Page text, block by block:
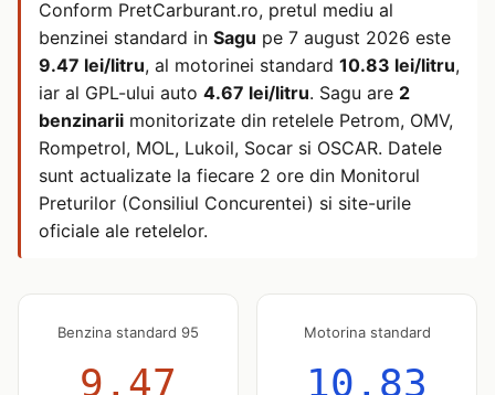
Conform PretCarburant.ro, pretul mediu al
benzinei standard in Sagu pe 7 august 2026 este
9.47 lei/litru, al motorinei standard 10.83 lei/litru,
iar al GPL-ului auto 4.67 lei/litru. Sagu are 2
benzinarii monitorizate din retelele Petrom, OMV,
Rompetrol, MOL, Lukoil, Socar si OSCAR. Datele
sunt actualizate la fiecare 2 ore din Monitorul
Preturilor (Consiliul Concurentei) si site-urile
oficiale ale retelelor.
Benzina standard 95
9.47
Motorina standard
10.83